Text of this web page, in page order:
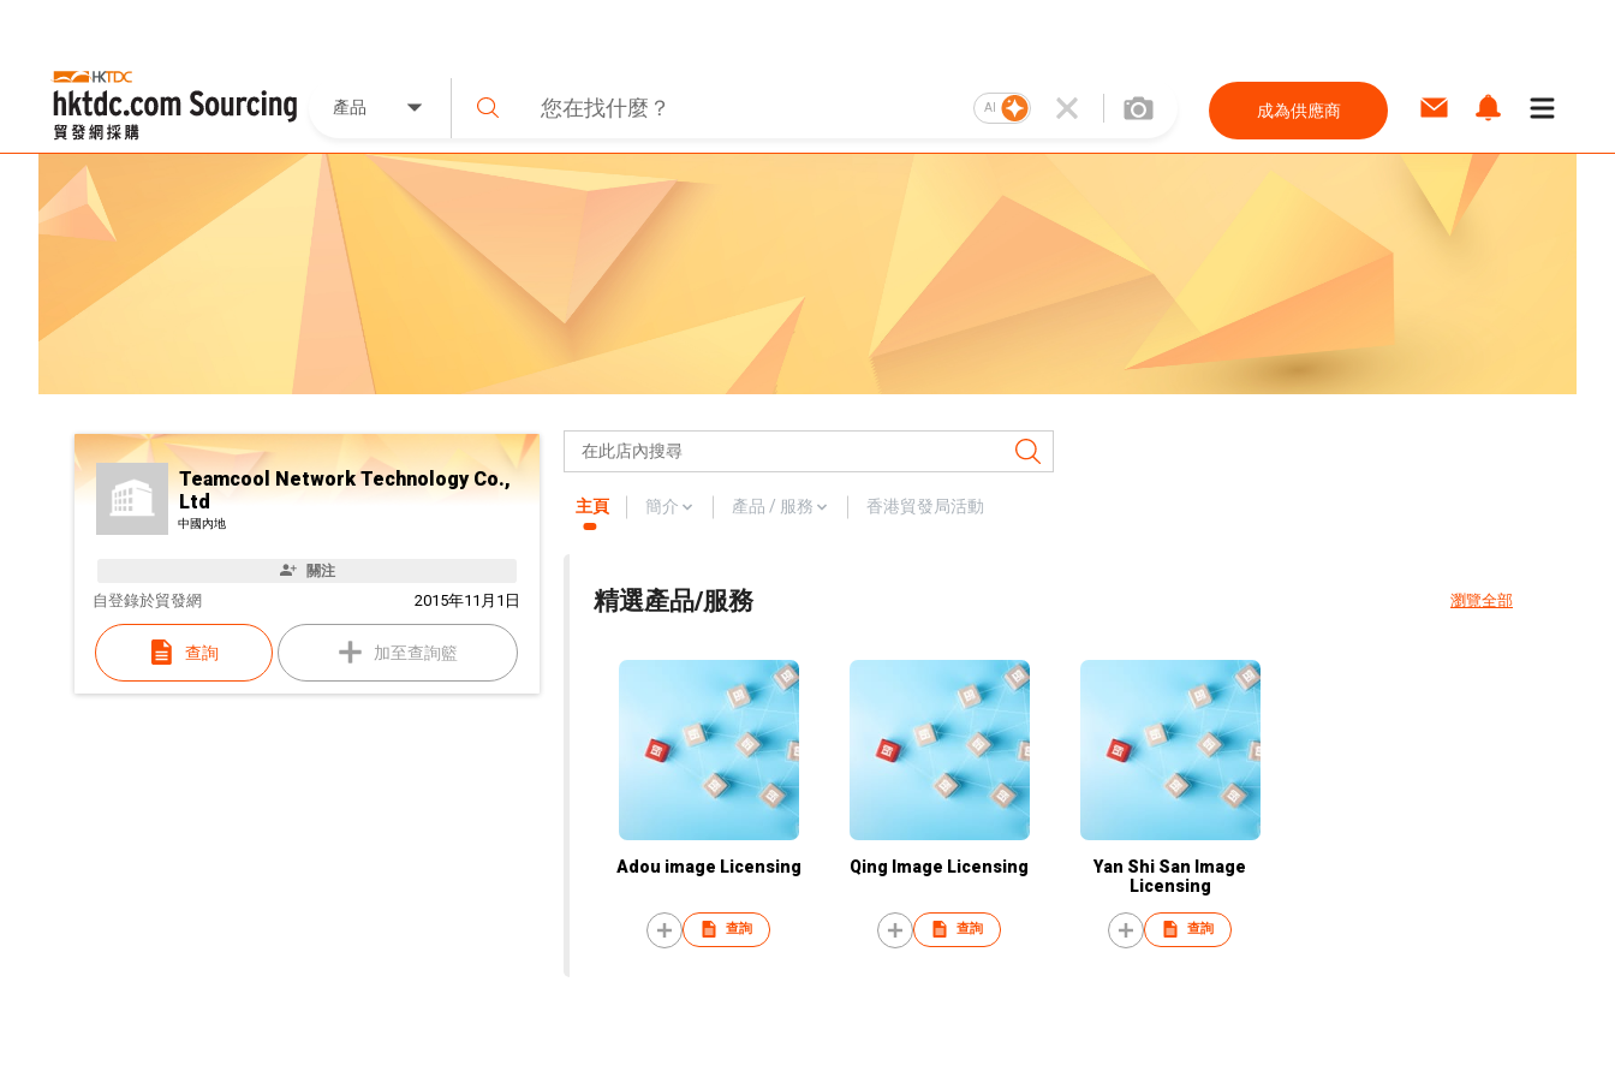
產品 AI 成為供應商
Teamcool Network Technology Co.,
Ltd
中國內地
關注
自 2015年11月1日
登錄於貿發網
查詢 加至查詢籃
主頁 簡介 產品 / 服務 香港貿發局活動
精選產品/服務 瀏覽全部
Adou image Licensing
查詢
Qing Image Licensing
查詢
Yan Shi San Image
Licensing
查詢